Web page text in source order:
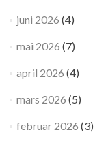
juni 2026 (4)
mai 2026 (7)
april 2026 (4)
mars 2026 (5)
februar 2026 (3)